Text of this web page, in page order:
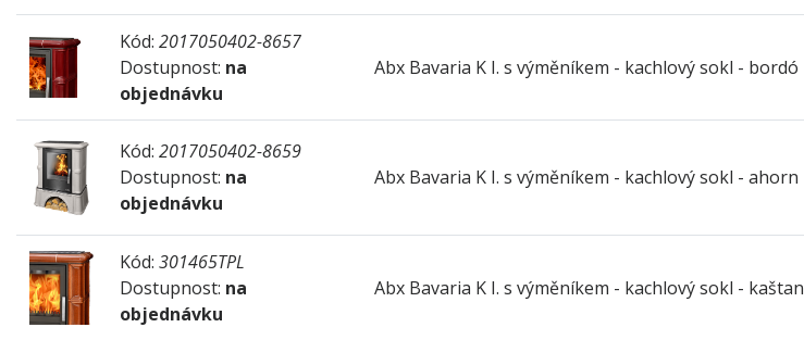
Kód: 2017050402-8657
Dostupnost: na
objednávku
Abx Bavaria K I. s výměníkem - kachlový sokl - bordó
Kód: 2017050402-8659
Dostupnost: na
objednávku
Abx Bavaria K I. s výměníkem - kachlový sokl - ahorn
Kód: 301465TPL
Dostupnost: na
objednávku
Abx Bavaria K I. s výměníkem - kachlový sokl - kaštan